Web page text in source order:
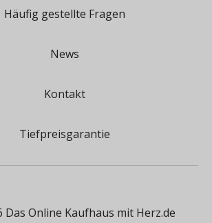
Häufig gestellte Fragen
News
Kontakt
Tiefpreisgarantie
Das Online Kaufhaus mit Herz.de